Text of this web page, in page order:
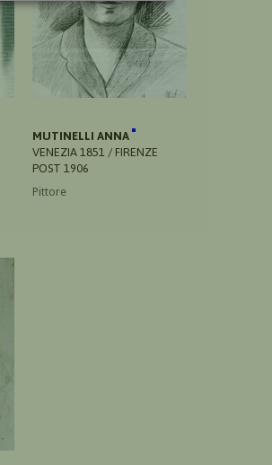
MUTINELLI ANNA
VENEZIA 1851 / FIRENZE
POST 1906
Pittore